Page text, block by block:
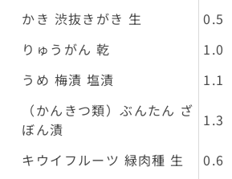
かき 渋抜きがき 生 0.5
りゅうがん 乾
1.0
うめ 梅漬 塩漬
1.1
（かんきつ類）ぶんたん ざ
ぼん漬
1.3
キウイフルーツ 緑肉種 生 0.6